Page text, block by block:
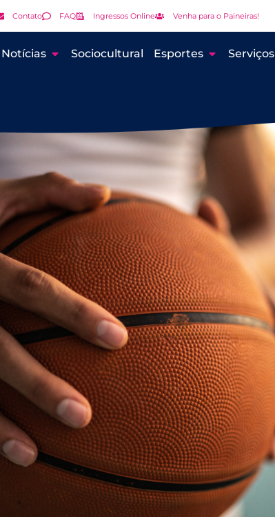
Contato FAQ Ingressos Online Venha para o Paineiras!
Notícias Sociocultural Esportes Serviços